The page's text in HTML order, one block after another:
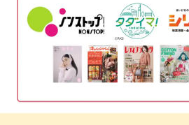
布と厚紙に印をつける
布と厚紙を重ねる
仕立てた生地をフレームに入れる
おわりに